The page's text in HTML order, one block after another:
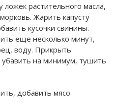
растительного масла,
Жарить капусту
кусочки свинины.
еще несколько минут,
воду. Прикрыть
на минимум, тушить